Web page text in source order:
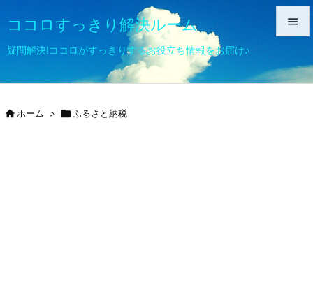
ココロすっきり解決ルーム
疑問解決!ココロがすっきりするお役立ち情報をお届け♪

メニュ

ホーム > ふるさと納税